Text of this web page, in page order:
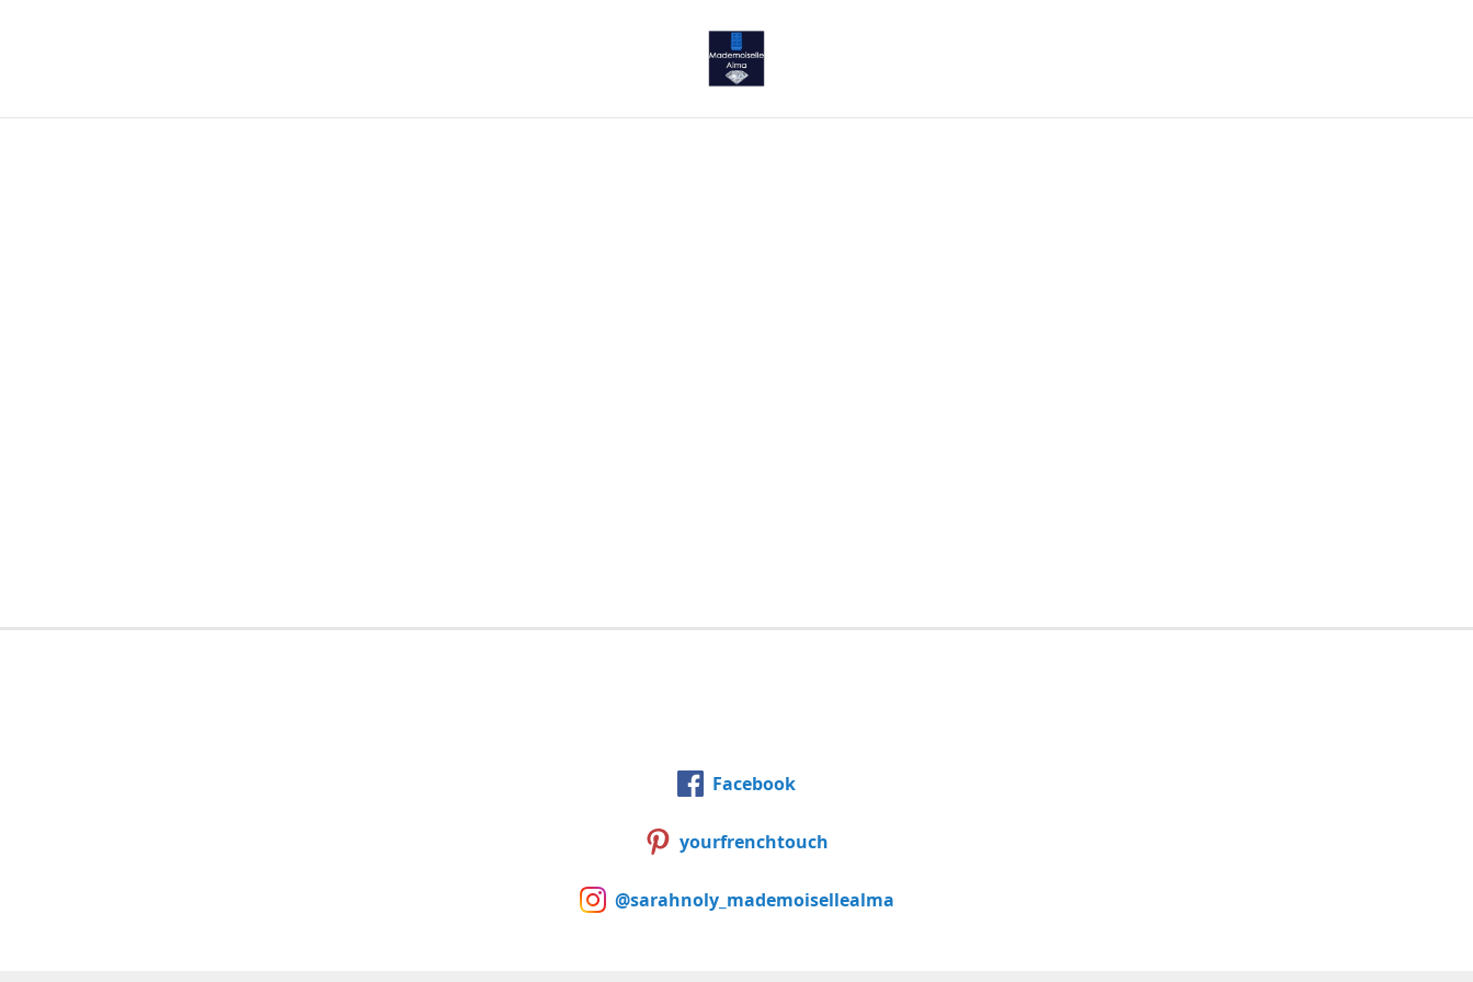
Facebook
yourfrenchtouch
@sarahnoly_mademoisellealma